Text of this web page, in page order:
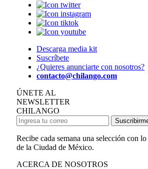
Descarga media kit
Suscríbete
¿Quieres anunciarte con nosotros?
contacto@chilango.com
ÚNETE AL
NEWSLETTER
CHILANGO
Recibe cada semana una selección con
de la Ciudad de México.
ACERCA DE NOSOTROS